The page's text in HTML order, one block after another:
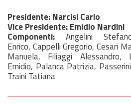
Presidente: Narcisi Carlo
Vice Presidente: Emidio Nardini
Componenti: Angelini
Enrico, Cappelli Gregorio, Cesari
Manuela, Filiaggi Alessandro,
Emidio, Palanca Patrizia,
Traini Tatiana